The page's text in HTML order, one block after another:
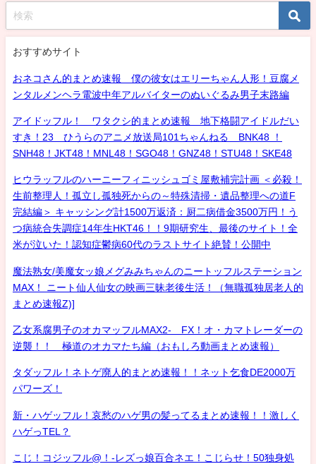
おすすめサイト
おネコさん的まとめ速報 僕の彼女はエリーちゃん人形！豆腐メ
ンタルメンヘラ電波中年アルバイターのぬいぐるみ男子末路編
アイドッフル！ ワタクシ的まとめ速報 地下格闘アイドルだい
すき！23 ひうらのアニメ放送局101ちゃんねる BNK48 ！
SNH48！JKT48！MNL48！SGO48！GNZ48！STU48！SKE48
ヒウラッフルのハーニーフィニッシュゴミ屋敷補完計画 ＜必殺！
生前整理人！孤立し孤独死からの～特殊清掃・遺品整理への道F
完結編＞ キャッシング計1500万返済：厨二病借金3500万円！う
つ病統合失調症14年生HKT46！！9期研究生、最後のサイト！全
米が泣いた！認知症鬱病60代のラストサイト絶賛！公開中
魔法熟女/美魔女ッ娘メグみみちゃんのニートッフルステーション
MAX！ ニート仙人仙女の映画三昧老後生活！（無職孤独居老人的
まとめ速報Z)]
乙女系腐男子のオカマッフルMAX2- FX！オ・カマトレーダーの
逆襲！！ 極道のオカマたち編（おもしろ動画まとめ速報）
タダッフル！ネトゲ廃人的まとめ速報！！ネット乞食DE2000万
パワーズ！
新・ハゲッフル！哀愁のハゲ男の髪ってるまとめ速報！！激しく
ハゲっTEL？
こじ！コジッフル@！-レズっ娘百合ネエ！こじらせ！50独身処